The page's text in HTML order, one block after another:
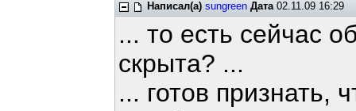
Написал(а) sungreen Дата02.11.09 16:29
... то есть сейчас
скрыта? ...
... готов признать,